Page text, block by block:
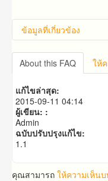
ข้อมูลที่เกี่ยวข้อง
แบ๊คลิ้งแต่ละแบบแต
About this FAQ
ให้
แก้ไขล่าสุด:
2015-09-11 04:14
ผู้เขียน: :
Admin
ฉบับปรับปรุงแก้ไข:
1.1
คุณสามารถ ให้ความเห็น